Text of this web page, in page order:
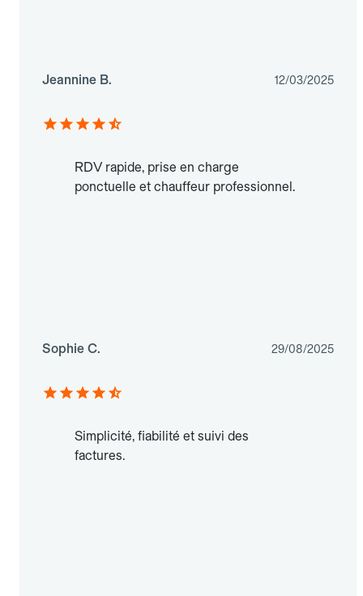
Jeannine B. 12/03/2025
RDV rapide, prise en charge
ponctuelle et chauffeur professionnel.
Sophie C. 29/08/2025
Simplicité, fiabilité et suivi des
factures.